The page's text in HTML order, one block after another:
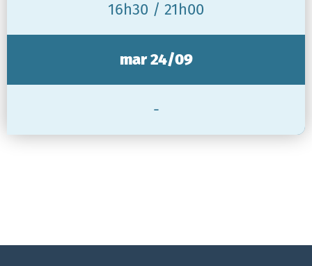
16h30 / 21h00
mar 24/09
-